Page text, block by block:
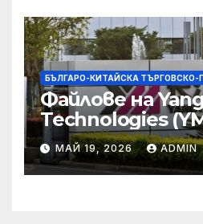
БЪЛГАРО-КИТАЙСКА
Файлове на
Technologies
на STAR Market
МАЙ 19, 2026 ADMIN